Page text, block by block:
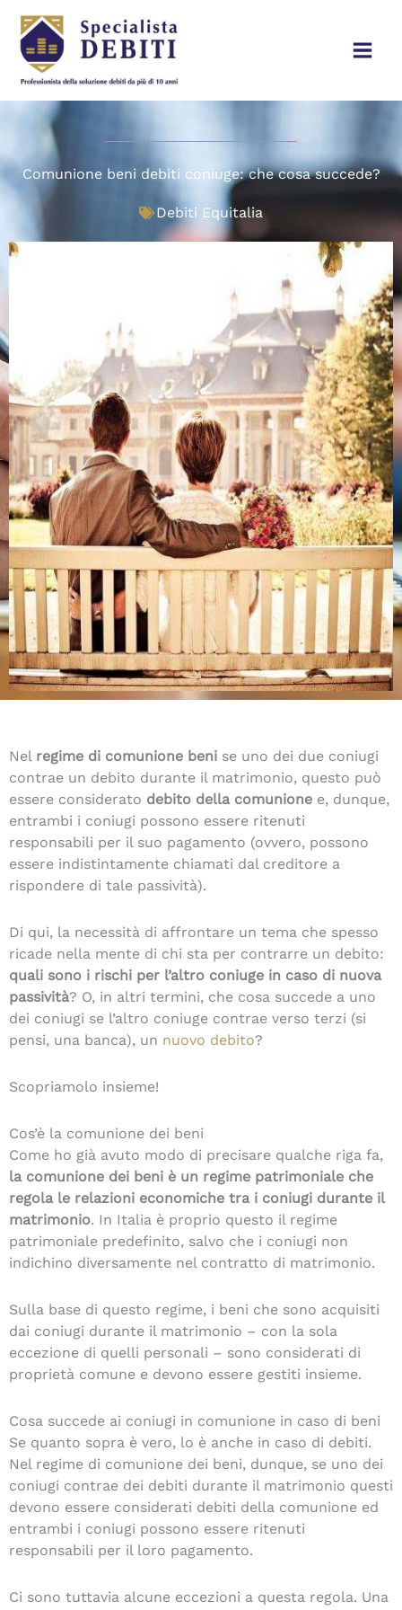
contenuto
Comunione beni debiti coniuge: che cosa succede?
Debiti Equitalia
Nel regime di comunione beni se uno dei due coniugi
contrae un debito durante il matrimonio, questo può
essere considerato debito della comunione e, dunque,
entrambi i coniugi possono essere ritenuti
responsabili per il suo pagamento (ovvero, possono
essere indistintamente chiamati dal creditore a
rispondere di tale passività).
Di qui, la necessità di affrontare un tema che spesso
ricade nella mente di chi sta per contrarre un debito:
quali sono i rischi per l’altro coniuge in caso di nuova
passività? O, in altri termini, che cosa succede a uno
dei coniugi se l’altro coniuge contrae verso terzi (si
pensi, una banca), un nuovo debito?
Scopriamolo insieme!
Cos’è la comunione dei beni
Come ho già avuto modo di precisare qualche riga fa,
la comunione dei beni è un regime patrimoniale che
regola le relazioni economiche tra i coniugi durante il
matrimonio. In Italia è proprio questo il regime
patrimoniale predefinito, salvo che i coniugi non
indichino diversamente nel contratto di matrimonio.
Sulla base di questo regime, i beni che sono acquisiti
dai coniugi durante il matrimonio – con la sola
eccezione di quelli personali – sono considerati di
proprietà comune e devono essere gestiti insieme.
Cosa succede ai coniugi in comunione in caso di beni
Se quanto sopra è vero, lo è anche in caso di debiti.
Nel regime di comunione dei beni, dunque, se uno dei
coniugi contrae dei debiti durante il matrimonio questi
devono essere considerati debiti della comunione ed
entrambi i coniugi possono essere ritenuti
responsabili per il loro pagamento.
Ci sono tuttavia alcune eccezioni a questa regola. Una